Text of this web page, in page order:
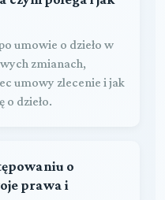
umowie o dzieło w
zmianach,
umowy zlecenie i jak
o dzieło.
o
prawa i